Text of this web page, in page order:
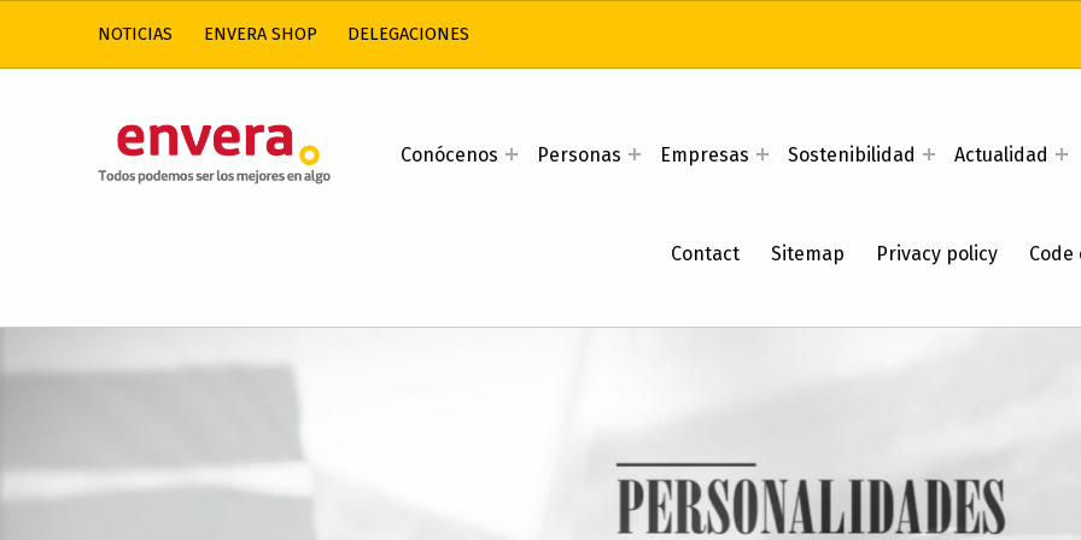
ATENCIÓN A PERSONAS CON DISCAPACIDAD INTELECTUAL
Conócenos Personas Empresas Sostenibilidad Actualidad
Contact Sitemap Privacy policy
NOTICIAS ENVERA SHOP DELEGACIONES